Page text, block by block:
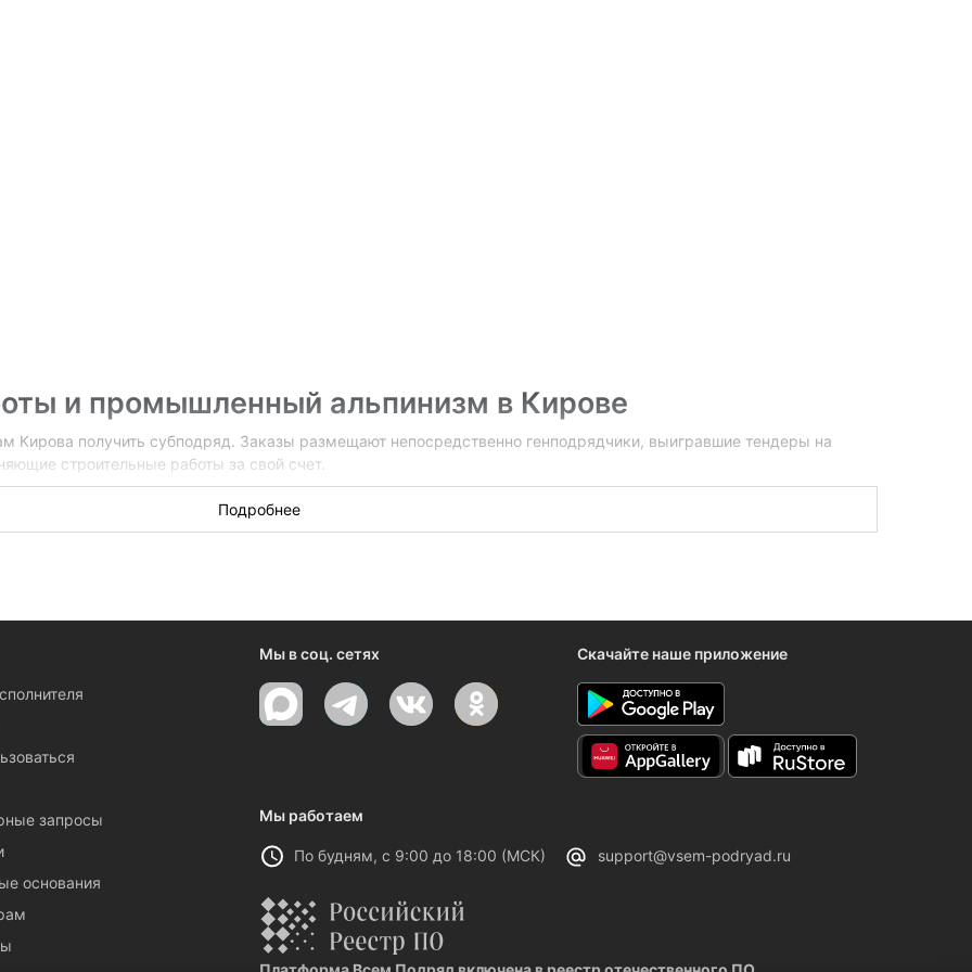
и промышленный альпинизм в Кирове
Кирова получить субподряд. Заказы размещают непосредственно генподрядчики, выигравшие тендеры на
строительные работы за свой счет.
высотные работы в Кирове, заполните, пожалуйста,
Подробнее
запросы
основания
Мы в соц. сетях Скачайте наше приложение
Мы работаем
По будням, с 9:00 до 18:00 (МСК) support@vsem-podryad.ru